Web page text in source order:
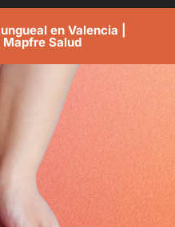
en Valencia |
Salud